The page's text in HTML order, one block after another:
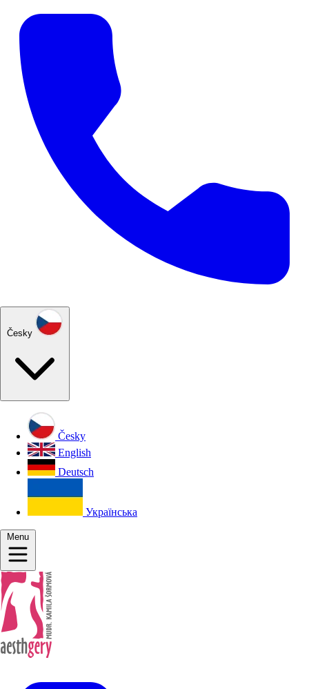
Česky
Česky
English
Deutsch
Українська
Menu